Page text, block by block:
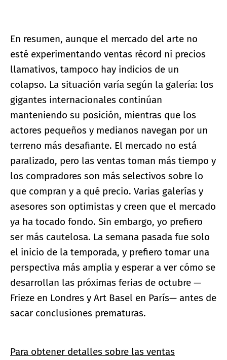
En resumen, aunque el mercado del arte no
esté experimentando ventas récord ni precios
llamativos, tampoco hay indicios de un
colapso. La situación varía según la galería: los
gigantes internacionales continúan
manteniendo su posición, mientras que los
actores pequeños y medianos navegan por un
terreno más desafiante. El mercado no está
paralizado, pero las ventas toman más tiempo y
los compradores son más selectivos sobre lo
que compran y a qué precio. Varias galerías y
asesores son optimistas y creen que el mercado
ya ha tocado fondo. Sin embargo, yo prefiero
ser más cautelosa. La semana pasada fue solo
el inicio de la temporada, y prefiero tomar una
perspectiva más amplia y esperar a ver cómo se
desarrollan las próximas ferias de octubre —
Frieze en Londres y Art Basel en París— antes de
sacar conclusiones prematuras.
Para obtener detalles sobre las ventas